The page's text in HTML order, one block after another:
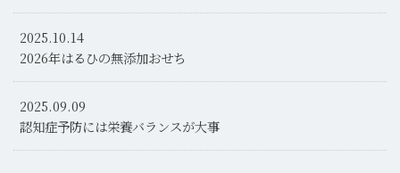
2025.10.14
2026年はるひの無添加おせち
2025.09.09
認知症予防には栄養バランスが大事